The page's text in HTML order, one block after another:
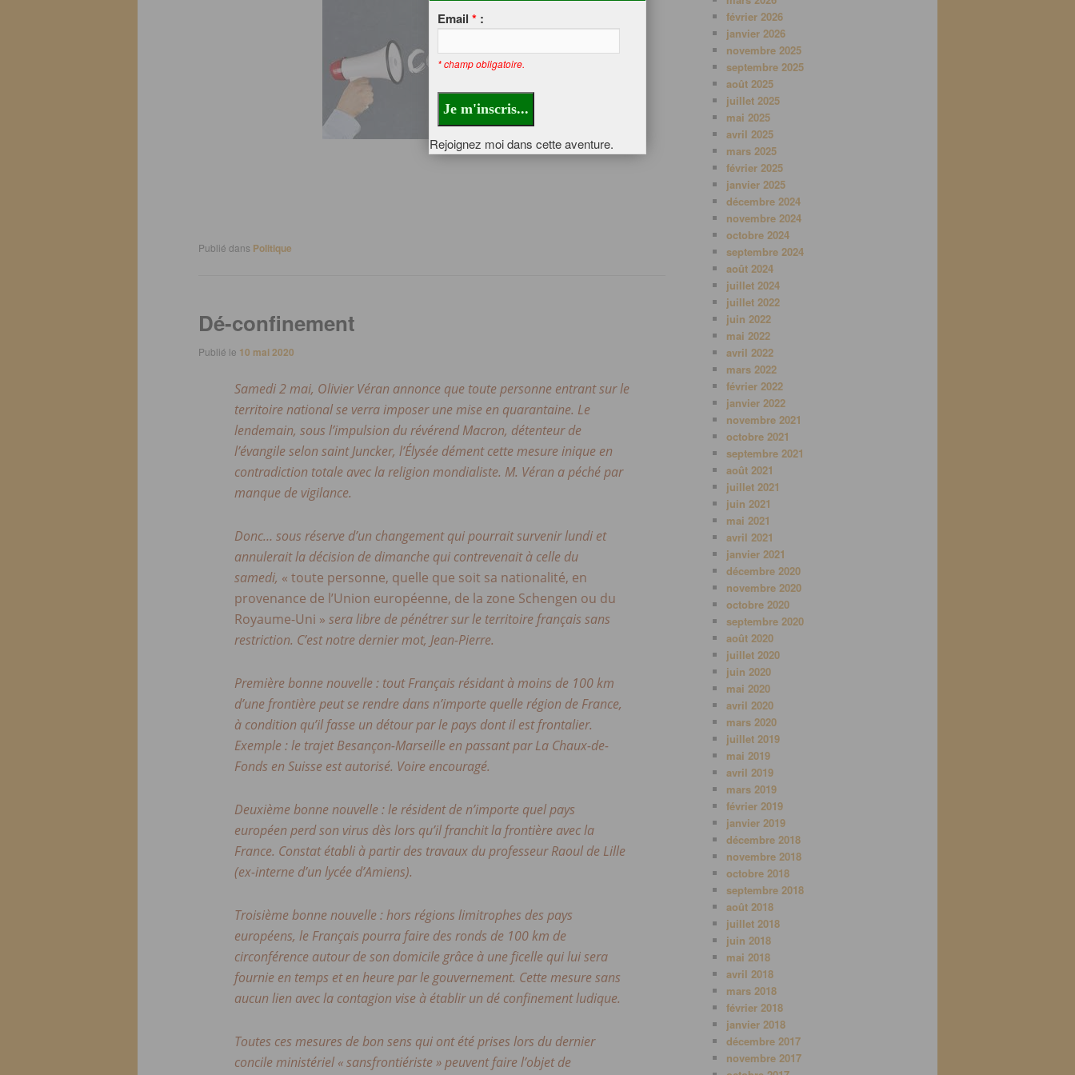
Publié dans Politique
Dé-confinement
Publié le 10 mai 2020
Samedi 2 mai, Olivier Véran annonce que toute personne entrant sur le
territoire national se verra imposer une mise en quarantaine. Le
lendemain, sous l’impulsion du révérend Macron, détenteur de
l’évangile selon saint Juncker, l’Élysée dément cette mesure inique en
contradiction totale avec la religion mondialiste. M. Véran a péché par
manque de vigilance.
Donc… sous réserve d’un changement qui pourrait survenir lundi et
annulerait la décision de dimanche qui contrevenait à celle du
samedi, « toute personne, quelle que soit sa nationalité, en
provenance de l’Union européenne, de la zone Schengen ou du
Royaume-Uni » sera libre de pénétrer sur le territoire français sans
restriction. C’est notre dernier mot, Jean-Pierre.
Première bonne nouvelle : tout Français résidant à moins de 100 km
d’une frontière peut se rendre dans n’importe quelle région de France,
à condition qu’il fasse un détour par le pays dont il est frontalier.
Exemple : le trajet Besançon-Marseille en passant par La Chaux-de-
Fonds en Suisse est autorisé. Voire encouragé.
Deuxième bonne nouvelle : le résident de n’importe quel pays
européen perd son virus dès lors qu’il franchit la frontière avec la
France. Constat établi à partir des travaux du professeur Raoul de Lille
(ex-interne d’un lycée d’Amiens).
Troisième bonne nouvelle : hors régions limitrophes des pays
européens, le Français pourra faire des ronds de 100 km de
circonférence autour de son domicile grâce à une ficelle qui lui sera
fournie en temps et en heure par le gouvernement. Cette mesure sans
aucun lien avec la contagion vise à établir un dé confinement ludique.
Toutes ces mesures de bon sens qui ont été prises lors du dernier
concile ministériel « sansfrontiériste » peuvent faire l’objet de
février 2026
janvier 2026
novembre 2025
septembre 2025
août 2025
juillet 2025
mai 2025
avril 2025
mars 2025
février 2025
janvier 2025
décembre 2024
novembre 2024
octobre 2024
septembre 2024
août 2024
juillet 2024
juillet 2022
juin 2022
mai 2022
avril 2022
mars 2022
février 2022
janvier 2022
novembre 2021
octobre 2021
septembre 2021
août 2021
juillet 2021
juin 2021
mai 2021
avril 2021
janvier 2021
décembre 2020
novembre 2020
octobre 2020
septembre 2020
août 2020
juillet 2020
juin 2020
mai 2020
avril 2020
mars 2020
juillet 2019
mai 2019
avril 2019
mars 2019
février 2019
janvier 2019
décembre 2018
novembre 2018
octobre 2018
septembre 2018
août 2018
juillet 2018
juin 2018
mai 2018
avril 2018
mars 2018
février 2018
janvier 2018
décembre 2017
novembre 2017
Email * :
* champ obligatoire.
Rejoignez moi dans cette aventure.